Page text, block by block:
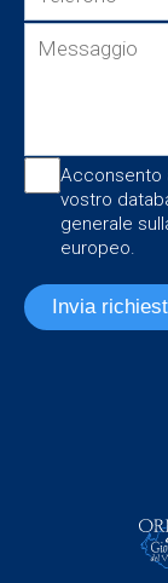
Acconsento
vostro
generale
europeo.
Invia